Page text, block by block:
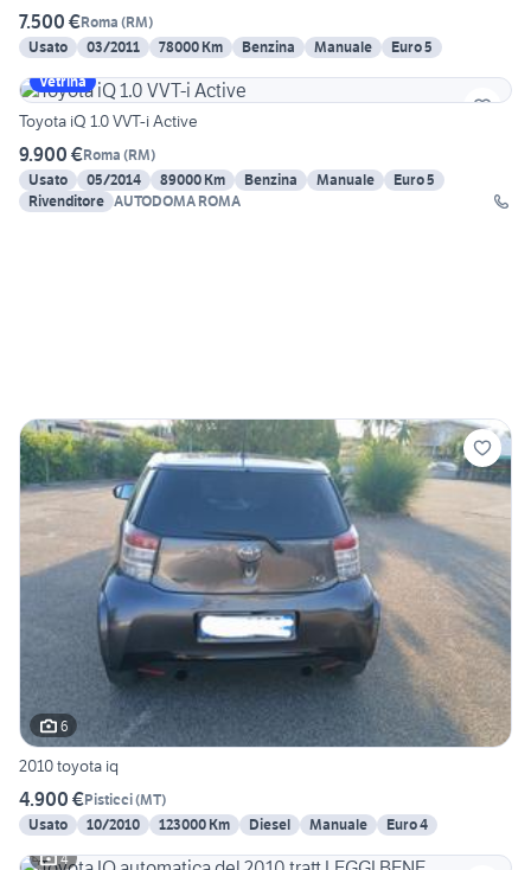
7.500 €Roma (RM)
Usato
03/2011 78000 Km Benzina Manuale
Euro 5
Vetrina
Toyota iQ 1.0 VVT-i Active
9.900 €Roma (RM)
Usato
05/2014 89000 Km Benzina Manuale
Euro 5
Rivenditore AUTODOMA ROMA
6
2010 toyota iq
4.900 €Pisticci(MT)
Usato
10/2010 123000 Km Diesel Manuale
Euro 4
4